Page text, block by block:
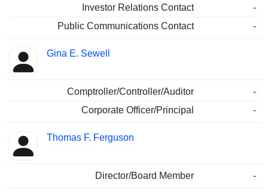
Investor Relations Contact
-
Public Communications Contact
-
Gina E. Sewell
Comptroller/Controller/Auditor
-
Corporate Officer/Principal
-
Thomas F. Ferguson
Director/Board Member -